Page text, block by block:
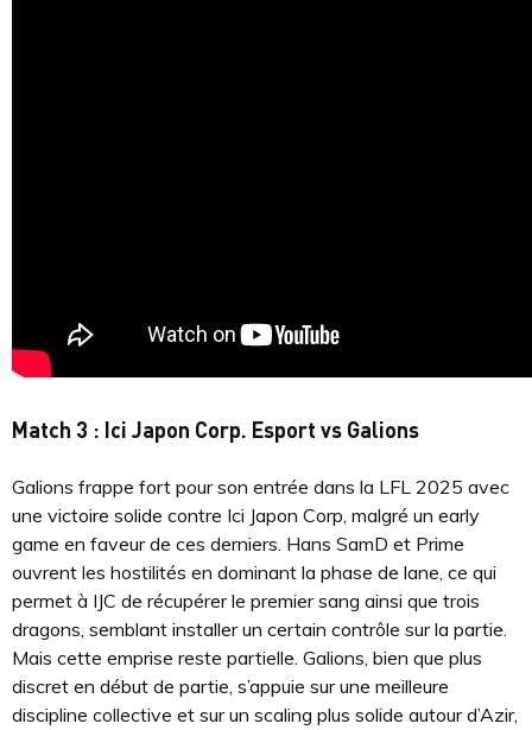
Match 3 : Ici Japon Corp. Esport vs Galions
Galions frappe fort pour son entrée dans la LFL 2025 avec
une victoire solide contre Ici Japon Corp, malgré un early
game en faveur de ces derniers. Hans SamD et Prime
ouvrent les hostilités en dominant la phase de lane, ce qui
permet à IJC de récupérer le premier sang ainsi que trois
dragons, semblant installer un certain contrôle sur la partie.
Mais cette emprise reste partielle. Galions, bien que plus
discret en début de partie, s’appuie sur une meilleure
discipline collective et sur un scaling plus solide autour d’Azir,